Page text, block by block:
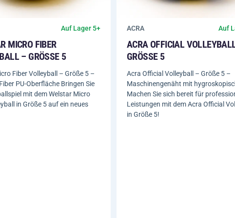
Auf Lager 5+
MICRO FIBER
– GRÖSSE 5
Fiber Volleyball – Größe 5 –
PU-Oberfläche Bringen Sie
mit dem Welstar Micro
in Größe 5 auf ein neues
ACRA Auf
ACRA OFFICIAL
GRÖSSE 5
Acra Official Volleyball – Größe 5 –
Maschinengenäht mit
Machen Sie sich bereit für
Leistungen mit dem Acra Official
in Größe 5!